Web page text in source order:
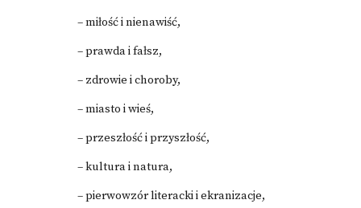
– miłość i nienawiść,
– prawda i fałsz,
– zdrowie i choroby,
– miasto i wieś,
– przeszłość i przyszłość,
– kultura i natura,
– pierwowzór literacki i ekranizacje,